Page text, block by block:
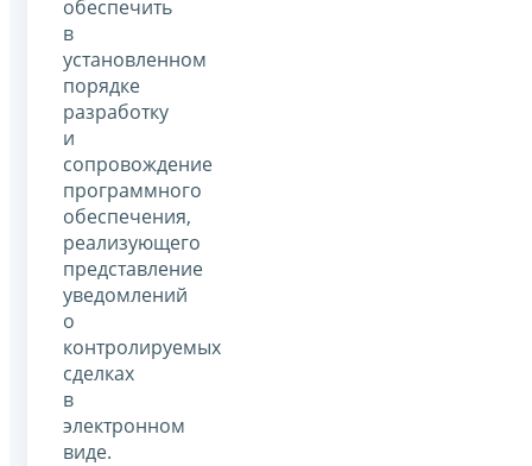
обеспечить
в
установленном
порядке
разработку
и
сопровождение
программного
обеспечения,
реализующего
представление
уведомлений
о
контролируемых
сделках
в
электронном
виде.